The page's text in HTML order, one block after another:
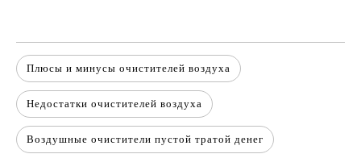
Плюсы и минусы очистителей воздуха
Недостатки очистителей воздуха
Воздушные очистители пустой тратой денег